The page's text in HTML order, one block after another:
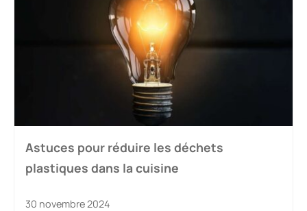
Astuces pour réduire les déchets
plastiques dans la cuisine
30 novembre 2024